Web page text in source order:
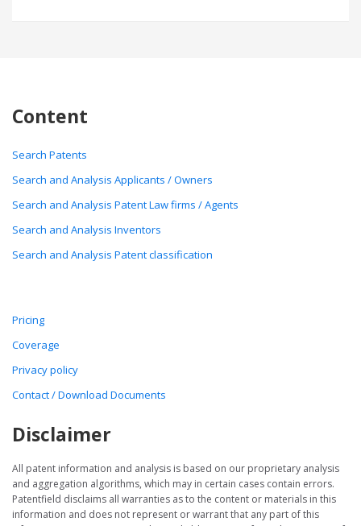
Content
Search Patents
Search and Analysis Applicants / Owners
Search and Analysis Patent Law firms / Agents
Search and Analysis Inventors
Search and Analysis Patent classification
Pricing
Coverage
Privacy policy
Contact / Download Documents
Disclaimer
All patent information and analysis is based on our proprietary analysis
and aggregation algorithms, which may in certain cases contain errors.
Patentfield disclaims all warranties as to the content or materials in this
information and does not represent or warrant that any part of this